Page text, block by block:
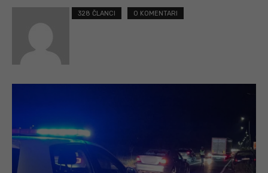
328 ČLANCI 0 KOMENTARI